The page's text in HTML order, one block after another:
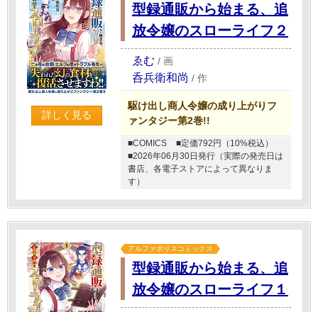
詳しく見る
型録通販から始まる、追
放令嬢のスローライフ２
ゑむ / 画
呑兵衛和尚 / 作
駆け出し商人令嬢の成り上がりフ
ァンタジー第2巻!!
■COMICS
■定価792円（10%税込）
■2026年06月30日発行（実際の発売日は
書店、各電子ストアによって異なりま
す）
アルファポリスコミックス
型録通販から始まる、追
放令嬢のスローライフ１